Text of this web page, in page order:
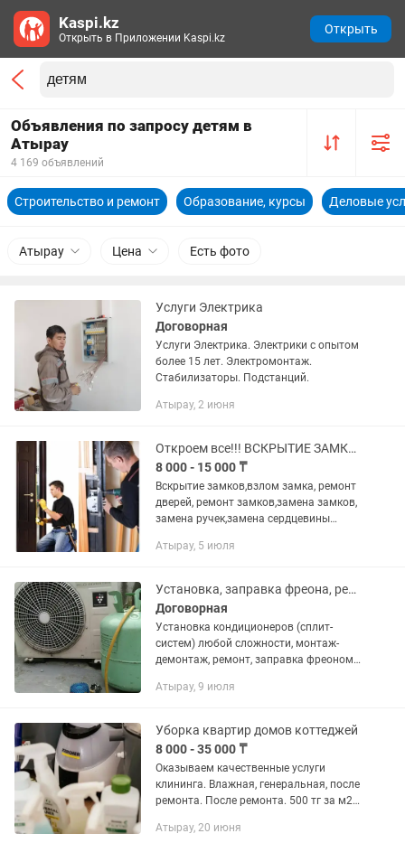
Объявления по запросу детям в
Атырау
4 169 объявлений
Строительство и ремонт Образование, курсы Деловые
Атырау Цена Есть фото
Услуги Электрика
Договорная
Услуги Электрика. Электрики с опытом
более 15 лет. Электромонтаж.
Стабилизаторы. Подстанций.
Атырау, 2 июня
Откроем все!!! ВСКРЫТИЕ ЗАМКОВ, РЕМОНТ ДВЕРЕЙ!
8 000 - 15 000 ₸
Вскрытие замков,взлом замка, ремонт
дверей, ремонт замков,замена замков,
замена ручек,замена сердцевины
повреждения. ЗВОНИТЕ фото видео
Атырау, 5 июля
Установка, заправка фреона, ремонт кондиционера (сплит-систем)
Договорная
Установка кондиционеров (сплит-
систем) любой сложности, монтаж-
демонтаж, ремонт, заправка фреоном,
выгодной цене. Выезд мастеров можно
Атырау, 9 июля
Уборка квартир домов коттеджей
8 000 - 35 000 ₸
Оказываем качественные услуги
клининга. Влажная, генеральная, после
ремонта. После ремонта. 500 тг за м2.
необходимые средства. Уборка
Атырау, 20 июня
Kaspi.kz
Открыть в Приложении Kaspi.kz
Открыть